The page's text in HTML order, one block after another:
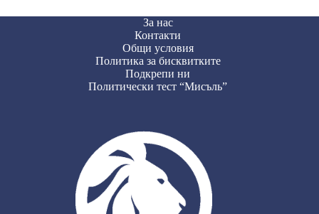
За нас
Контакти
Общи условия
Политика за бисквитките
Подкрепи ни
Политически тест “Мисъль”